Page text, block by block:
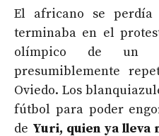
El africano se perdía
terminaba en el
olímpico de un
presumiblemente
Oviedo. Los
fútbol para poder
de Yuri, quien ya lleva